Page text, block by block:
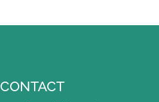
CONTACT